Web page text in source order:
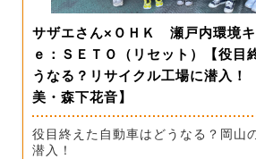
サザエさん×ＯＨＫ 瀬戸内環境キ
ｅ：ＳＥＴＯ（リセット）【役目
うなる？リサイクル工場に潜入
美・森下花音】
役目終えた自動車はどうなる？岡山
潜入！